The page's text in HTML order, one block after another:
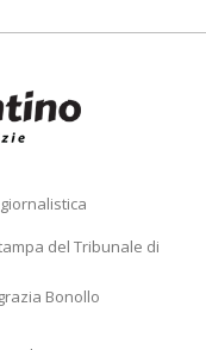
del Tribunale di
Bonollo